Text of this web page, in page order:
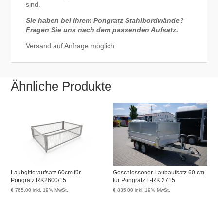
sind.
Sie haben bei Ihrem Pongratz Stahlbordwände?
Fragen Sie uns nach dem passenden Aufsatz.
Versand auf Anfrage möglich.
Ähnliche Produkte
Laubgitteraufsatz 60cm für
Pongratz RK2600/15
€ 765,00 inkl. 19% MwSt.
Geschlossener Laubaufsatz 60 cm
für Pongratz L-RK 2715
€ 835,00 inkl. 19% MwSt.